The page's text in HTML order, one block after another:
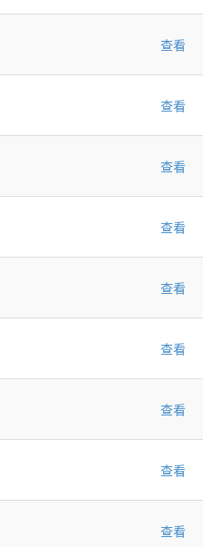
查看
查看
查看
查看
查看
查看
查看
查看
查看